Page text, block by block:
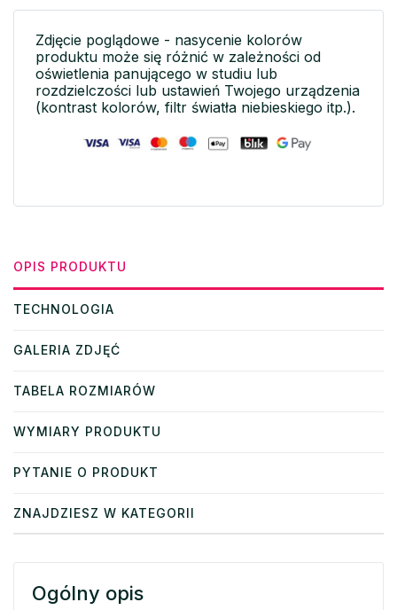
Zdjęcie poglądowe - nasycenie kolorów
produktu może się różnić w zależności od
oświetlenia panującego w studiu lub
rozdzielczości lub ustawień Twojego urządzenia
(kontrast kolorów, filtr światła niebieskiego itp.).
OPIS PRODUKTU
TECHNOLOGIA
GALERIA ZDJĘĆ
TABELA ROZMIARÓW
WYMIARY PRODUKTU
PYTANIE O PRODUKT
ZNAJDZIESZ W KATEGORII
Ogólny opis